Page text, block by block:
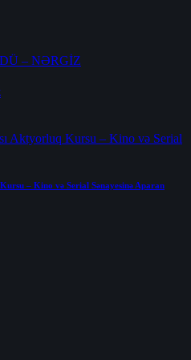
– Kino və Serial Sənayesinə Aparan